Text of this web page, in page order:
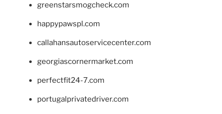
greenstarsmogcheck.com
happypawspl.com
callahansautoservicecenter.com
georgiascornermarket.com
perfectfit24-7.com
portugalprivatedriver.com